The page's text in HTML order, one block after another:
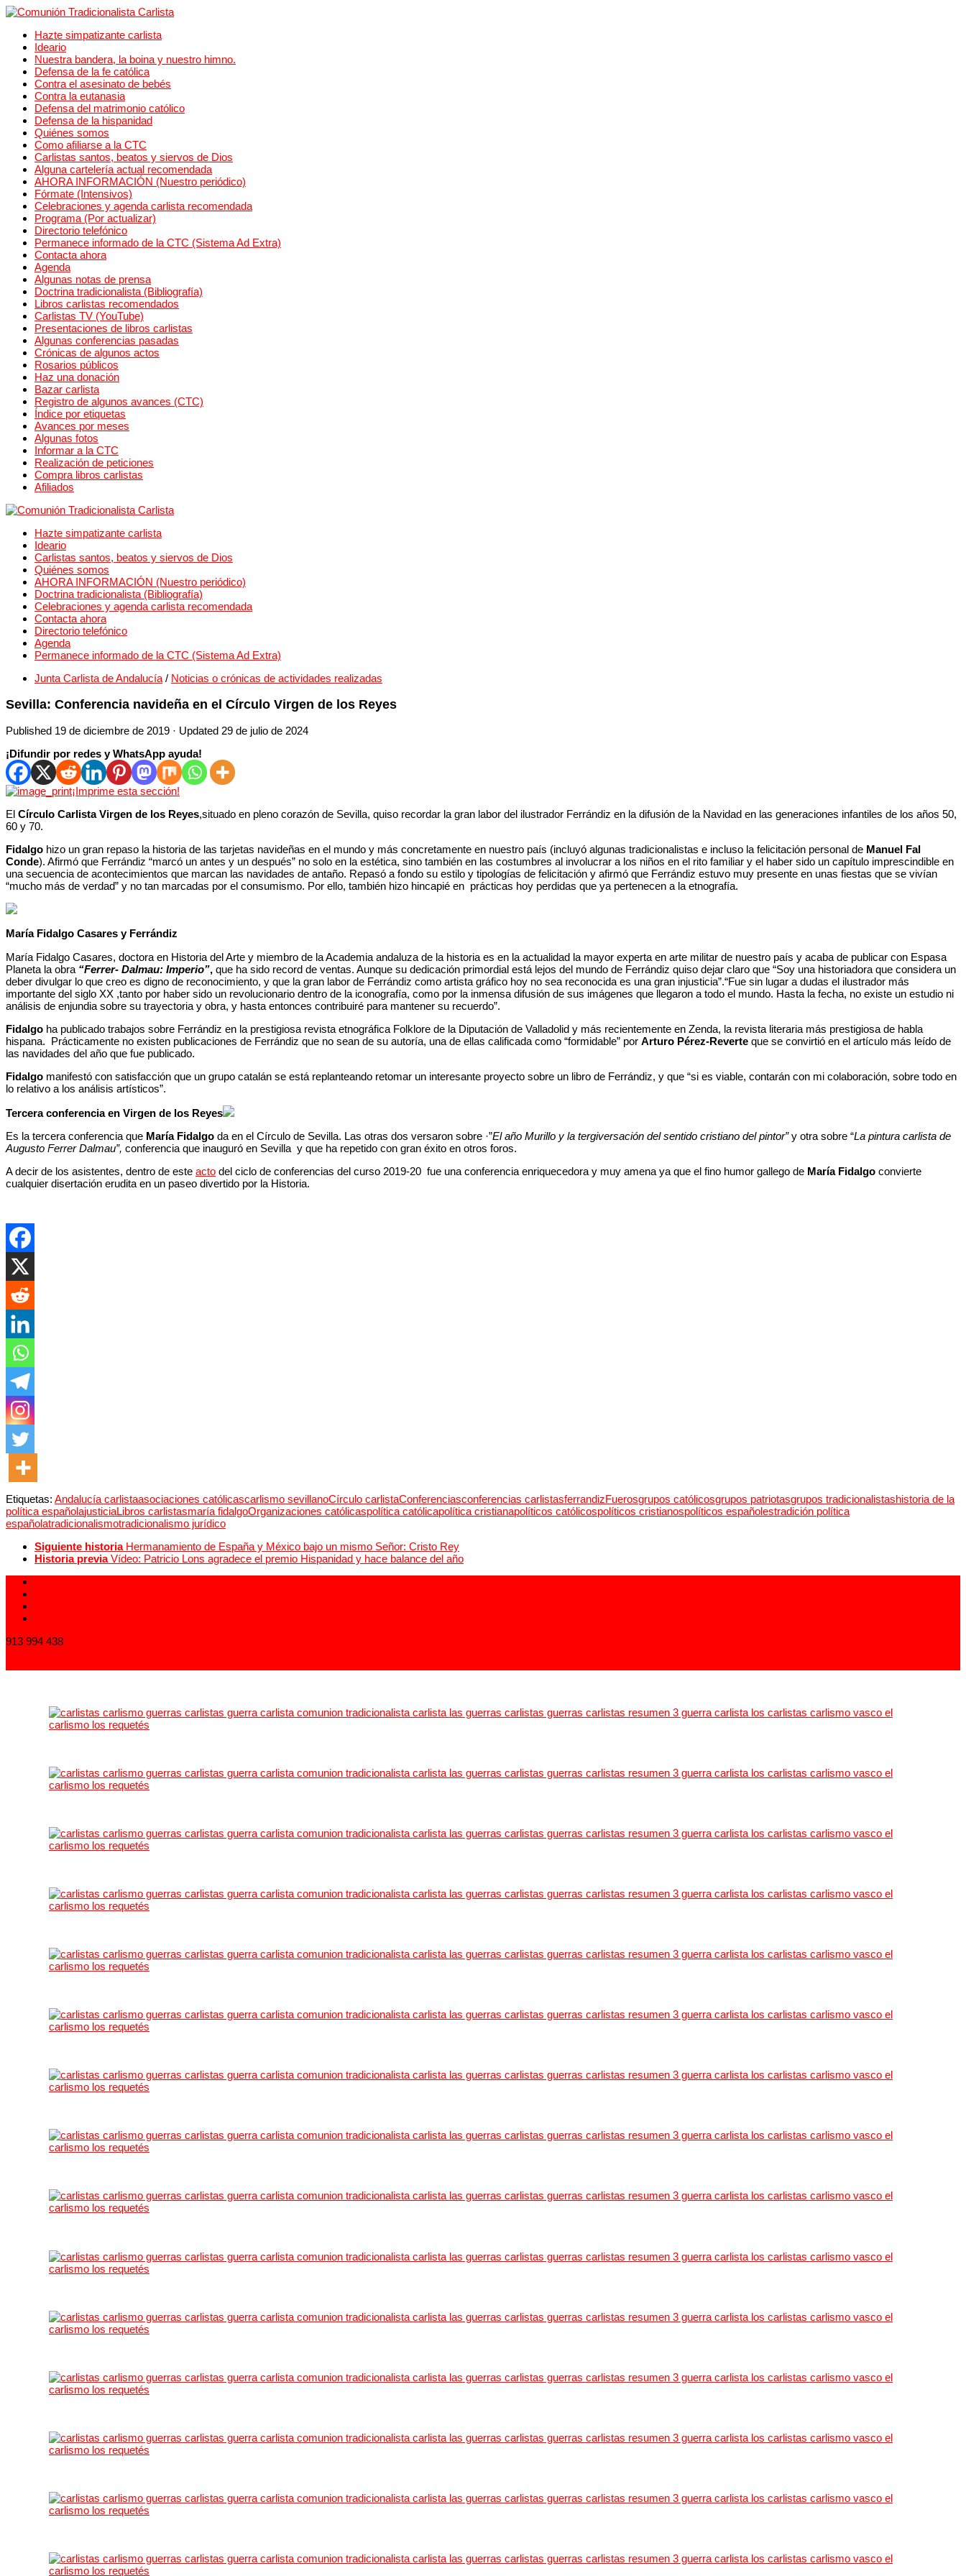
Hazte simpatizante carlista
Ideario
Nuestra bandera, la boina y nuestro himno.
Defensa de la fe católica
Contra el asesinato de bebés
Contra la eutanasia
Defensa del matrimonio católico
Defensa de la hispanidad
Quiénes somos
Como afiliarse a la CTC
Carlistas santos, beatos y siervos de Dios
Alguna cartelería actual recomendada
AHORA INFORMACIÓN (Nuestro periódico)
Fórmate (Intensivos)
Celebraciones y agenda carlista recomendada
Programa (Por actualizar)
Directorio telefónico
Permanece informado de la CTC (Sistema Ad Extra)
Contacta ahora
Agenda
Algunas notas de prensa
Doctrina tradicionalista (Bibliografía)
Libros carlistas recomendados
Carlistas TV (YouTube)
Presentaciones de libros carlistas
Algunas conferencias pasadas
Crónicas de algunos actos
Rosarios públicos
Haz una donación
Bazar carlista
Registro de algunos avances (CTC)
Índice por etiquetas
Avances por meses
Algunas fotos
Informar a la CTC
Realización de peticiones
Compra libros carlistas
Afiliados
Hazte simpatizante carlista
Ideario
Carlistas santos, beatos y siervos de Dios
Quiénes somos
AHORA INFORMACIÓN (Nuestro periódico)
Doctrina tradicionalista (Bibliografía)
Celebraciones y agenda carlista recomendada
Contacta ahora
Directorio telefónico
Agenda
Permanece informado de la CTC (Sistema Ad Extra)
Junta Carlista de Andalucía / Noticias o crónicas de actividades realizadas
Sevilla: Conferencia navideña en el Círculo Virgen de los Reyes
Published 19 de diciembre de 2019 · Updated 29 de julio de 2024
¡Difundir por redes y WhatsApp ayuda!
¡Imprime esta sección!
El Círculo Carlista Virgen de los Reyes,situado en pleno corazón de Sevilla, quiso recordar la gran labor del ilustrador Ferrándiz en la difusión de la Navidad en las generaciones infantiles de los años 50,
60 y 70.
Fidalgo hizo un gran repaso la historia de las tarjetas navideñas en el mundo y más concretamente en nuestro país (incluyó algunas tradicionalistas e incluso la felicitación personal de Manuel Fal
Conde). Afirmó que Ferrándiz “marcó un antes y un después” no solo en la estética, sino también en las costumbres al involucrar a los niños en el rito familiar y el haber sido un capítulo imprescindible en
una secuencia de acontecimientos que marcan las navidades de antaño. Repasó a fondo su estilo y tipologías de felicitación y afirmó que Ferrándiz estuvo muy presente en unas fiestas que se vivían
“mucho más de verdad” y no tan marcadas por el consumismo. Por ello, también hizo hincapié en prácticas hoy perdidas que ya pertenecen a la etnografía.
María Fidalgo Casares y Ferrándiz
María Fidalgo Casares, doctora en Historia del Arte y miembro de la Academia andaluza de la historia es en la actualidad la mayor experta en arte militar de nuestro país y acaba de publicar con Espasa
Planeta la obra “Ferrer- Dalmau: Imperio”, que ha sido record de ventas. Aunque su dedicación primordial está lejos del mundo de Ferrándiz quiso dejar claro que “Soy una historiadora que considera un
deber divulgar lo que creo es digno de reconocimiento, y que la gran labor de Ferrándiz como artista gráfico hoy no sea reconocida es una gran injusticia”.“Fue sin lugar a dudas el ilustrador más
importante del siglo XX ,tanto por haber sido un revolucionario dentro de la iconografía, como por la inmensa difusión de sus imágenes que llegaron a todo el mundo. Hasta la fecha, no existe un estudio ni
análisis de enjundia sobre su trayectoria y obra, y hasta entonces contribuiré para mantener su recuerdo”.
Fidalgo ha publicado trabajos sobre Ferrándiz en la prestigiosa revista etnográfica Folklore de la Diputación de Valladolid y más recientemente en Zenda, la revista literaria más prestigiosa de habla
hispana. Prácticamente no existen publicaciones de Ferrándiz que no sean de su autoría, una de ellas calificada como “formidable” por Arturo Pérez-Reverte que se convirtió en el artículo más leído de
las navidades del año que fue publicado.
Fidalgo manifestó con satisfacción que un grupo catalán se está replanteando retomar un interesante proyecto sobre un libro de Ferrándiz, y que “si es viable, contarán con mi colaboración, sobre todo en
lo relativo a los análisis artísticos”.
Tercera conferencia en Virgen de los Reyes
Es la tercera conferencia que María Fidalgo da en el Círculo de Sevilla. Las otras dos versaron sobre ·”El año Murillo y la tergiversación del sentido cristiano del pintor”y otra sobre “La pintura carlista de
Augusto Ferrer Dalmau”, conferencia que inauguró en Sevilla y que ha repetido con gran éxito en otros foros.
A decir de los asistentes, dentro de este acto del ciclo de conferencias del curso 2019-20 fue una conferencia enriquecedora y muy amena ya que el fino humor gallego de María Fidalgo convierte
cualquier disertación erudita en un paseo divertido por la Historia.
Etiquetas: Andalucía carlistaasociaciones católicascarlismo sevillanoCírculo carlistaConferenciasconferencias carlistasferrandizFuerosgrupos católicosgrupos patriotasgrupos tradicionalistashistoria de la
política españolajusticiaLibros carlistasmaría fidalgoOrganizaciones católicaspolítica católicapolítica cristianapolíticos católicospolíticos cristianospolíticos españolestradición política
españolatradicionalismotradicionalismo jurídico
Siguiente historia Hermanamiento de España y México bajo un mismo Señor: Cristo Rey
Historia previa Vídeo: Patricio Lons agradece el premio Hispanidad y hace balance del año
913 994 438